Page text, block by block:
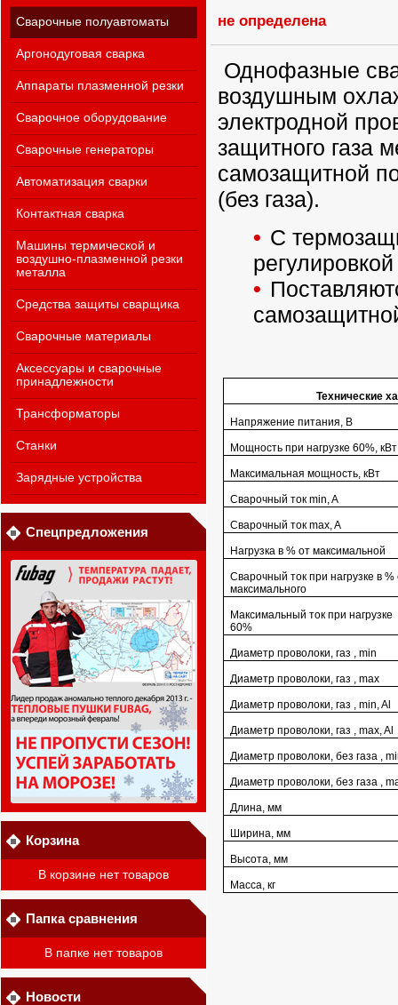
Сварочные полуавтоматы
Аргонодуговая сварка
Аппараты плазменной резки
Сварочное оборудование
Сварочные генераторы
Автоматизация сварки
Контактная сварка
Машины термической и
воздушно-плазменной резки
металла
Средства защиты сварщика
Сварочные материалы
Аксессуары и сварочные
принадлежности
Трансформаторы
Станки
Зарядные устройства
Спецпредложения
Корзина
В корзине нет товаров
Папка сравнения
В папке нет товаров
Новости
не определена
Однофазные
воздушным
электродной
защитного газа
самозащитной
(без газа).
С
Технические
Напряжение питания, В
Мощность при нагрузке 60%, кВт
Максимальная мощность, кВт
Сварочный ток min, A
Сварочный ток max, A
Нагрузка в % от максимальной
Сварочный ток при нагрузке в %
максимального
Максимальный ток при нагрузке
60%
Диаметр проволоки, газ , min
Диаметр проволоки, газ , max
Диаметр проволоки, газ , min, Al
Диаметр проволоки, газ , max, Al
Диаметр проволоки, без газа ,
Диаметр проволоки, без газа ,
Длина, мм
Ширина, мм
Высота, мм
Масса, кг